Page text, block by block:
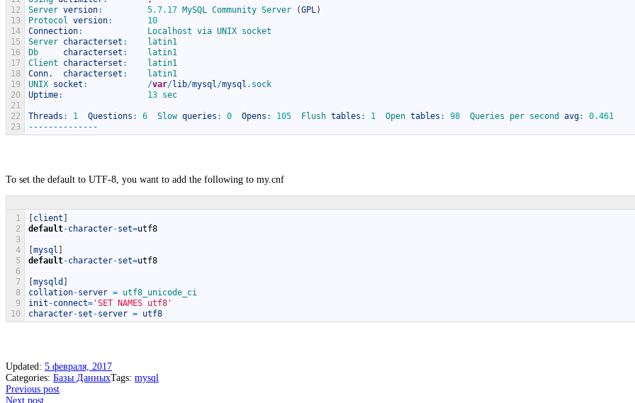
12
13
14
15
16
17
18
19
20
21
22
23
Server version: 5.7.17 MySQL Community Server (GPL)
Protocol version:
10
Connection: Localhost via UNIX socket
Server characterset :
latin1
Db characterset :
latin1
Client characterset :
latin1
Conn. characterset :
latin1
UNIX socket : /var/lib/mysql/mysql .sock
Uptime: 13 sec
Threads : 1 Questions : 6 Slow queries : 0 Opens : 105 Flush tables : 1 Open tables : 98 Queries per second avg:
0.461
-- -- -- -- -- -- --
To set the default to UTF-8, you want to add the following to my.cnf
1
2
3
4
5
6
7
8
9
10
client
default-character-set=utf8
mysql
default-character-set=utf8
mysqld
collation-server = utf8_unicode_ci
init -connect= 'SET NAMES utf8'
character-set -server = utf8
Updated: 5 февраля, 2017
Categories: Базы ДанныхTags: mysql
Post
Previous post
Next post